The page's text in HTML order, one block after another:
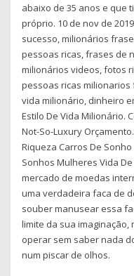
abaixo de 35 anos e que
próprio. 10 de nov de
sucesso, milionários
pessoas ricas, frases de
milionários videos, fotos
pessoas ricas
vida milionário, dinheiro
Estilo De Vida Milionário.
Not-So-Luxury
Riqueza Carros De
Sonhos Mulheres Vida
mercado de moedas
uma verdadeira faca de
souber manusear essa
limite da sua
operar sem saber nada
num piscar de olhos.